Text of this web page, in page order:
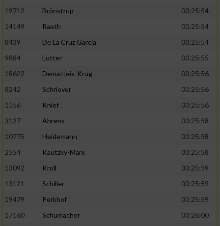
19712
Brönstrup
00:25:54
14149
Raeth
00:25:54
8439
De La Cruz Garcia
00:25:54
9884
Lutter
00:25:55
18622
Dematteis-Krug
00:25:56
8242
Schriever
00:25:56
1156
Knief
00:25:56
3127
Ahrens
00:25:58
10775
Heidemann
00:25:58
2554
Kautzky-Marx
00:25:58
13092
Kroll
00:25:59
13121
Schiller
00:25:59
19479
Perkhof
00:25:59
17160
Schumacher
00:26:00
Analyse von Zielgruppen durch Statistiken
verschiedenen Quellen
Entwicklung und Verbesserung der Angebote
Verwendung reduzierter Daten zur Auswahl
Verwendung genauer Standortdaten
Informationen identifizieren